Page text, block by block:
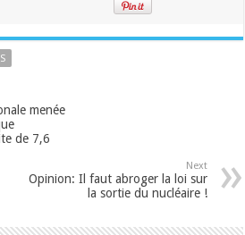
menée
de 7,6
Next
Opinion: Il faut abroger la loi sur
la sortie du nucléaire !